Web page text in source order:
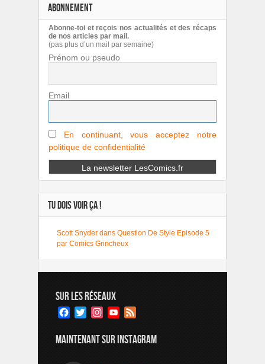
ABONNEMENT
Abonne-toi et reçois nos actualités et des récaps
de nos articles par mail.
(pas plus d’un mail par semaine)
Prénom ou pseudo
Email
En continuant, vous acceptez notre
politique de confidentialité
TU DOIS VOIR ÇA !
Scott Snyder dans Question De Style Episode 5
par Comics Grincheux
SUR LES RÉSEAUX
Facebook
TwitterInstagramYouTube
MAINTENANT SUR INSTAGRAM